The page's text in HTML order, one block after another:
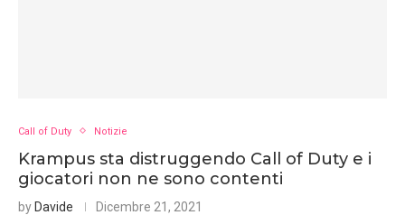
Call of Duty Notizie
Krampus sta distruggendo Call of Duty e i
giocatori non ne sono contenti
by Davide Dicembre 21, 2021